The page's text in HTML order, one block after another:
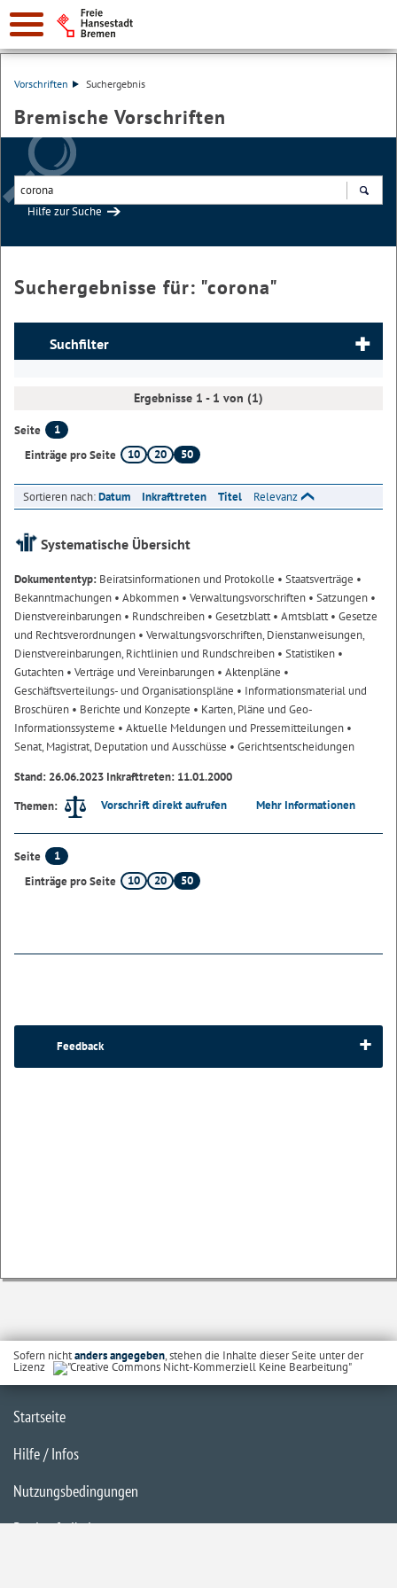
Vorschriften Suchergebnis
Bremische Vorschriften
Hilfe zur Suche
Suchergebnisse für: "corona"
Suchfilter
Ergebnisse 1 - 1 von (1)
Seite
1
Einträge pro Seite
10 20 50
Sortieren nach:Datum Inkrafttreten Titel Relevanz
Systematische Übersicht
Dokumententyp: Beiratsinformationen und Protokolle • Staatsverträge •
Bekanntmachungen • Abkommen • Verwaltungsvorschriften • Satzungen •
Dienstvereinbarungen • Rundschreiben • Gesetzblatt• Amtsblatt• Gesetze
und Rechtsverordnungen • Verwaltungsvorschriften, Dienstanweisungen,
Dienstvereinbarungen, Richtlinien und Rundschreiben • Statistiken •
Gutachten • Verträge und Vereinbarungen • Aktenpläne •
Geschäftsverteilungs- und Organisationspläne • Informationsmaterial und
Broschüren • Berichte und Konzepte • Karten, Pläne und Geo-
Informationssysteme • Aktuelle Meldungen und Pressemitteilungen •
Senat, Magistrat, Deputation und Ausschüsse • Gerichtsentscheidungen
Stand: 26.06.2023 Inkrafttreten: 11.01.2000
Themen:
Vorschrift direkt aufrufen Mehr Informationen
Seite
1
Einträge pro Seite
10 20 50
Feedback
Sofern nichtanders angegeben, stehen die Inhalte dieser Seite unter der
Lizenz
Startseite
Hilfe / Infos
Nutzungsbedingungen
Barrierefreiheit